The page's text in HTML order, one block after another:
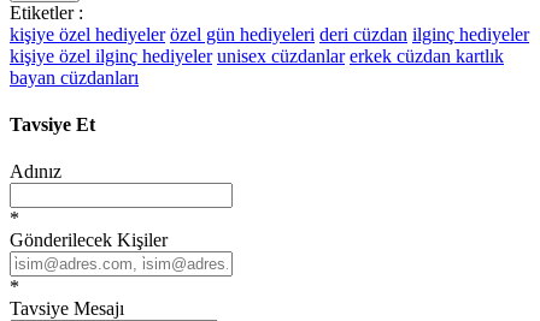
Etiketler :
kişiye özel hediyeler özel gün hediyeleri deri cüzdan ilginç hediyeler
kişiye özel ilginç hediyeler unisex cüzdanlar erkek cüzdan kartlık
bayan cüzdanları
Tavsiye Et
Adınız
*
Gönderilecek Kişiler
*
Tavsiye Mesajı